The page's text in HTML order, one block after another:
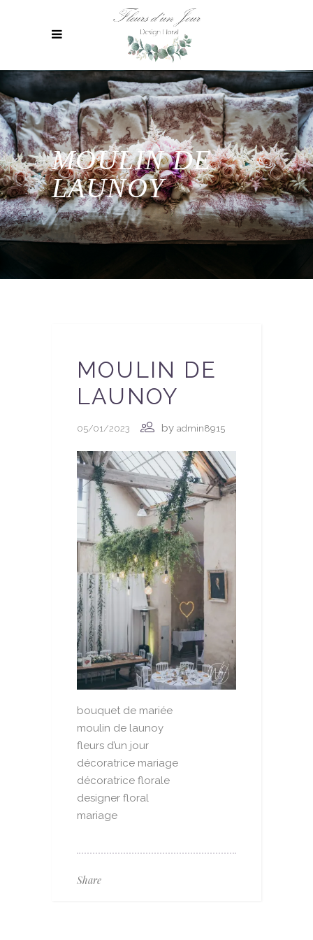
MOULIN DE
LAUNOY
MOULIN DE
LAUNOY
05/01/2023 by admin8915
bouquet de mariée
moulin de launoy
fleurs d’un jour
décoratrice mariage
décoratrice florale
designer floral
mariage
Share